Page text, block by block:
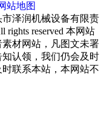
站地图
市泽润机械设备有限责
rights reserved 本网站
材网站，凡图文未署
认领，我们仍会及时
联系本站，本网站不